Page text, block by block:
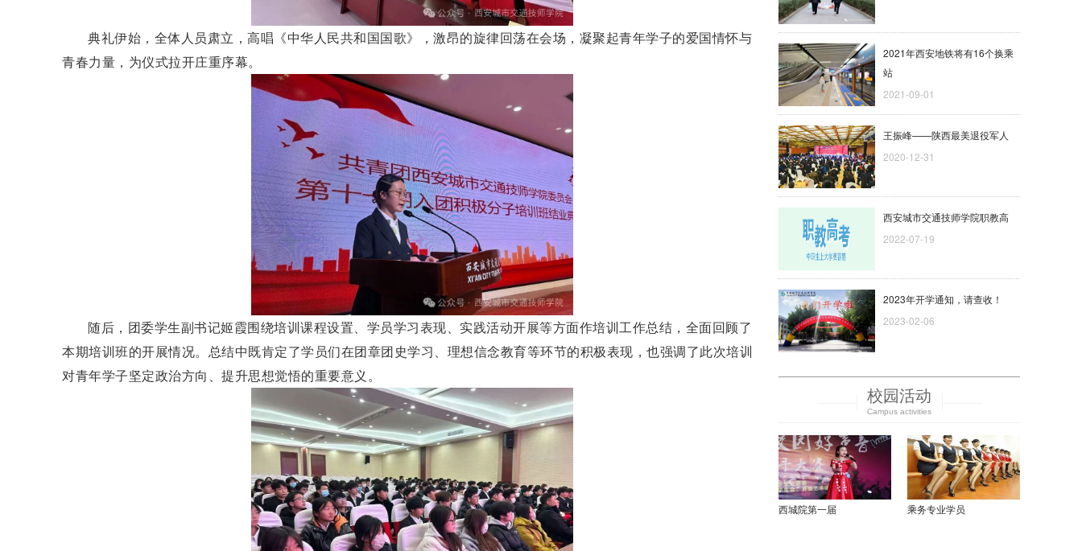
典礼伊始，全体人员肃立，高唱《中华人民共和国国歌》，激昂的旋律回荡在会场，凝聚起青年学子的爱国情怀与
青春力量，为仪式拉开庄重序幕。
随后，团委学生副书记姬霞围绕培训课程设置、学员学习表现、实践活动开展等方面作培训工作总结，全面回顾了
本期培训班的开展情况。总结中既肯定了学员们在团章团史学习、理想信念教育等环节的积极表现，也强调了此次培训
对青年学子坚定政治方向、提升思想觉悟的重要意义。
2021年西安地铁将有16个换乘
站
2021-09-01
王振峰——陕西最美退役军人
2020-12-31
西安城市交通技师学院职教高
2022-07-19
2023年开学通知，请查收！
2023-02-06
校园活动
Campus activities
西城院第一届 乘务专业学员